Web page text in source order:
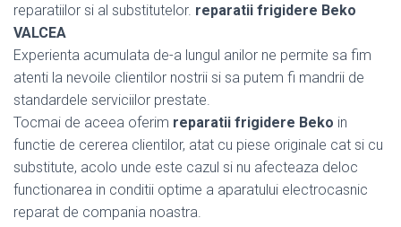
reparatiilor si al substitutelor. reparatii frigidere Beko
VALCEA
Experienta acumulata de-a lungul anilor ne permite sa fim
atenti la nevoile clientilor nostrii si sa putem fi mandrii de
standardele serviciilor prestate.
Tocmai de aceea oferim reparatii frigidere Beko in
functie de cererea clientilor, atat cu piese originale cat si cu
substitute, acolo unde este cazul si nu afecteaza deloc
functionarea in conditii optime a aparatului electrocasnic
reparat de compania noastra.